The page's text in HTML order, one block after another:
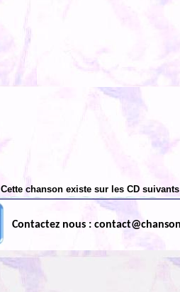
Cette chanson existe sur les CD
Contactez nous :